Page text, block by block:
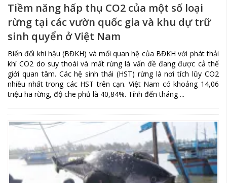
Tiềm năng hấp thụ CO2 của một số loại
rừng tại các vườn quốc gia và khu dự trữ
sinh quyển ở Việt Nam
Biến đổi khí hậu (BĐKH) và mối quan hệ của BĐKH với phát thải
khí CO2 do suy thoái và mất rừng là vấn đề đang được cả thế
giới quan tâm. Các hệ sinh thái (HST) rừng là nơi tích lũy CO2
nhiều nhất trong các HST trên cạn. Việt Nam có khoảng 14,06
triệu ha rừng, độ che phủ là 40,84%. Tính đến tháng ...